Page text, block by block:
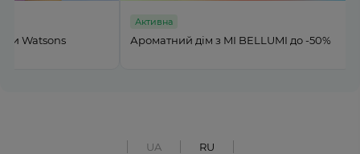
Ароматний дім з MI BELLUMI до -50% Подвійна вигода
UA RU